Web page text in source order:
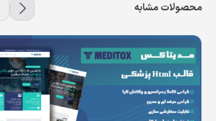
محصولات مشابه